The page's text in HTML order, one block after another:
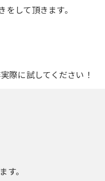
して頂きます。
際に試してください！
。